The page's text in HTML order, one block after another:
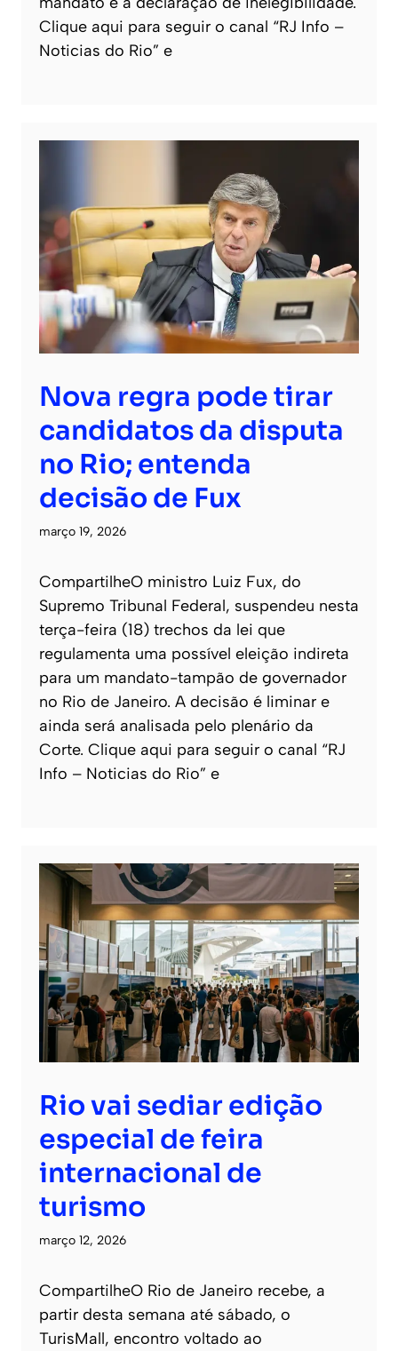
Clique aqui para seguir o canal “RJ Info –
Noticias do Rio” e
Nova regra pode tirar
candidatos da disputa
no Rio; entenda
decisão de Fux
março 19, 2026
CompartilheO ministro Luiz Fux, do
Supremo Tribunal Federal, suspendeu nesta
terça-feira (18) trechos da lei que
regulamenta uma possível eleição indireta
para um mandato-tampão de governador
no Rio de Janeiro. A decisão é liminar e
ainda será analisada pelo plenário da
Corte. Clique aqui para seguir o canal “RJ
Info – Noticias do Rio” e
Rio vai sediar edição
especial de feira
internacional de
turismo
março 12, 2026
CompartilheO Rio de Janeiro recebe, a
partir desta semana até sábado, o
TurisMall, encontro voltado ao